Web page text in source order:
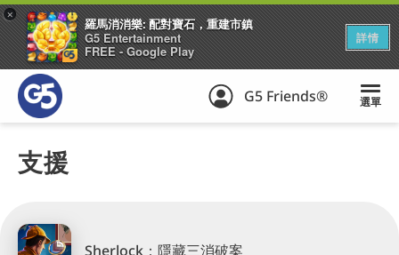
羅馬消消樂: 配對寶石，重建市鎮
G5 Entertainment
FREE - Google Play
詳情
+
G5 Friends® 選單
支援
Sherlock：隱藏三消破案